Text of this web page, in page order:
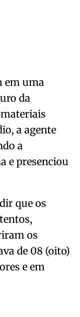
em uma
da
a agente
a
e presenciou
que os
os
de 08 (oito)
e em